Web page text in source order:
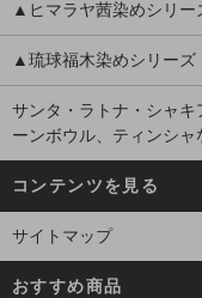
▲ヒマラヤ茜染めシリー
▲琉球福木染めシリーズ
サンタ・ラトナ・シャ
ーンボウル、ティンシャ
コンテンツを見る
サイトマップ
おすすめ商品